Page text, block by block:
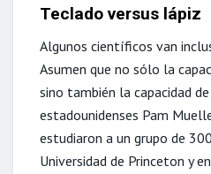
Teclado versus lápiz
Algunos científicos van
Asumen que no sólo la
sino también la capacidad
estadounidenses Pam
estudiaron a un grupo de
Universidad de Princeton y